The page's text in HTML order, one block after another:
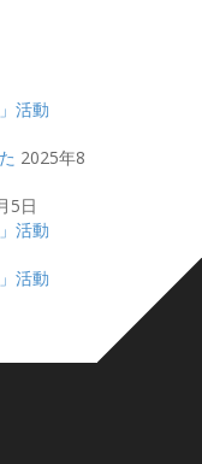
活動
2025年8
5日
活動
活動